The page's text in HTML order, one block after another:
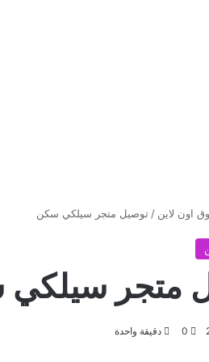
اون لاين / توصيل متجر سيلكي سكن
متجر
0 دقيقة واحدة